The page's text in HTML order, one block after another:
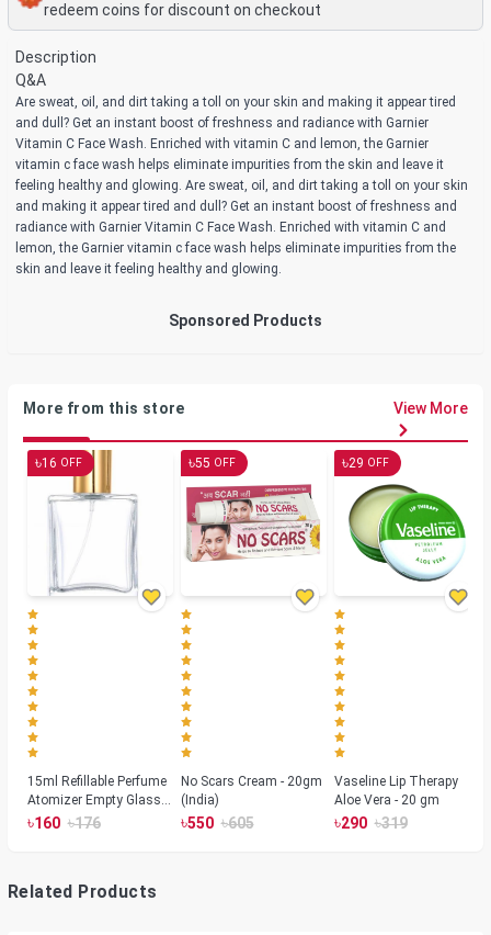
redeem coins for discount on checkout
Description
Q&A
Are sweat, oil, and dirt taking a toll on your skin and making it appear tired
and dull? Get an instant boost of freshness and radiance with Garnier
Vitamin C Face Wash. Enriched with vitamin C and lemon, the Garnier
vitamin c face wash helps eliminate impurities from the skin and leave it
feeling healthy and glowing. Are sweat, oil, and dirt taking a toll on your skin
and making it appear tired and dull? Get an instant boost of freshness and
radiance with Garnier Vitamin C Face Wash. Enriched with vitamin C and
lemon, the Garnier vitamin c face wash helps eliminate impurities from the
skin and leave it feeling healthy and glowing.
Sponsored Products
More from this store View More
৳16 OFF
15ml Refillable Perfume
Atomizer Empty Glass
Spray Bottle Container
৳160 ৳176
৳55 OFF
No Scars Cream - 20gm
(India)
৳550 ৳605
৳29 OFF
Vaseline Lip Therapy
Aloe Vera - 20 gm
৳290 ৳319
Related Products